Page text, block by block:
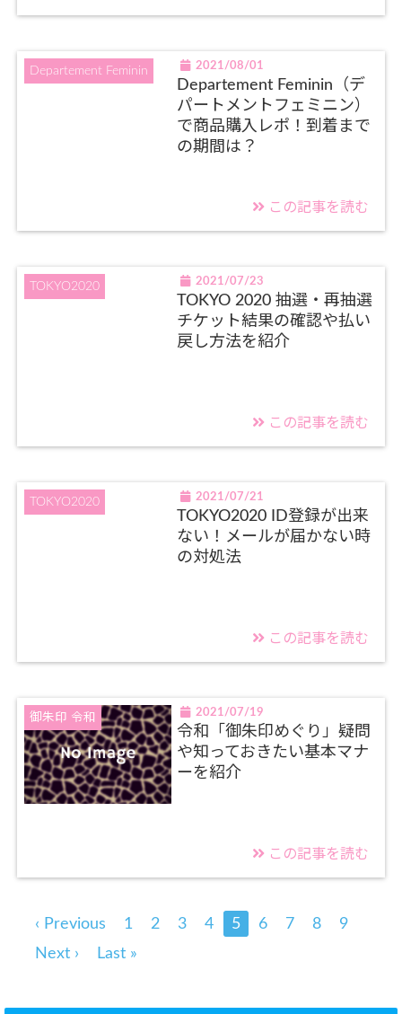
Departement Feminin 2021/08/01
Departement Feminin（デ
パートメントフェミニン）
で商品購入レポ！到着まで
の期間は？
この記事を読む
TOKYO2020 2021/07/23
TOKYO 2020 抽選・再抽選
チケット結果の確認や払い
戻し方法を紹介
この記事を読む
TOKYO2020 2021/07/21
TOKYO2020 ID登録が出来
ない！メールが届かない時
の対処法
この記事を読む
御朱印 令和 2021/07/19
令和「御朱印めぐり」疑問
や知っておきたい基本マナ
ーを紹介
この記事を読む
‹ Previous 1 2 3 4 5 6 7 8
9
Next ›
Last »